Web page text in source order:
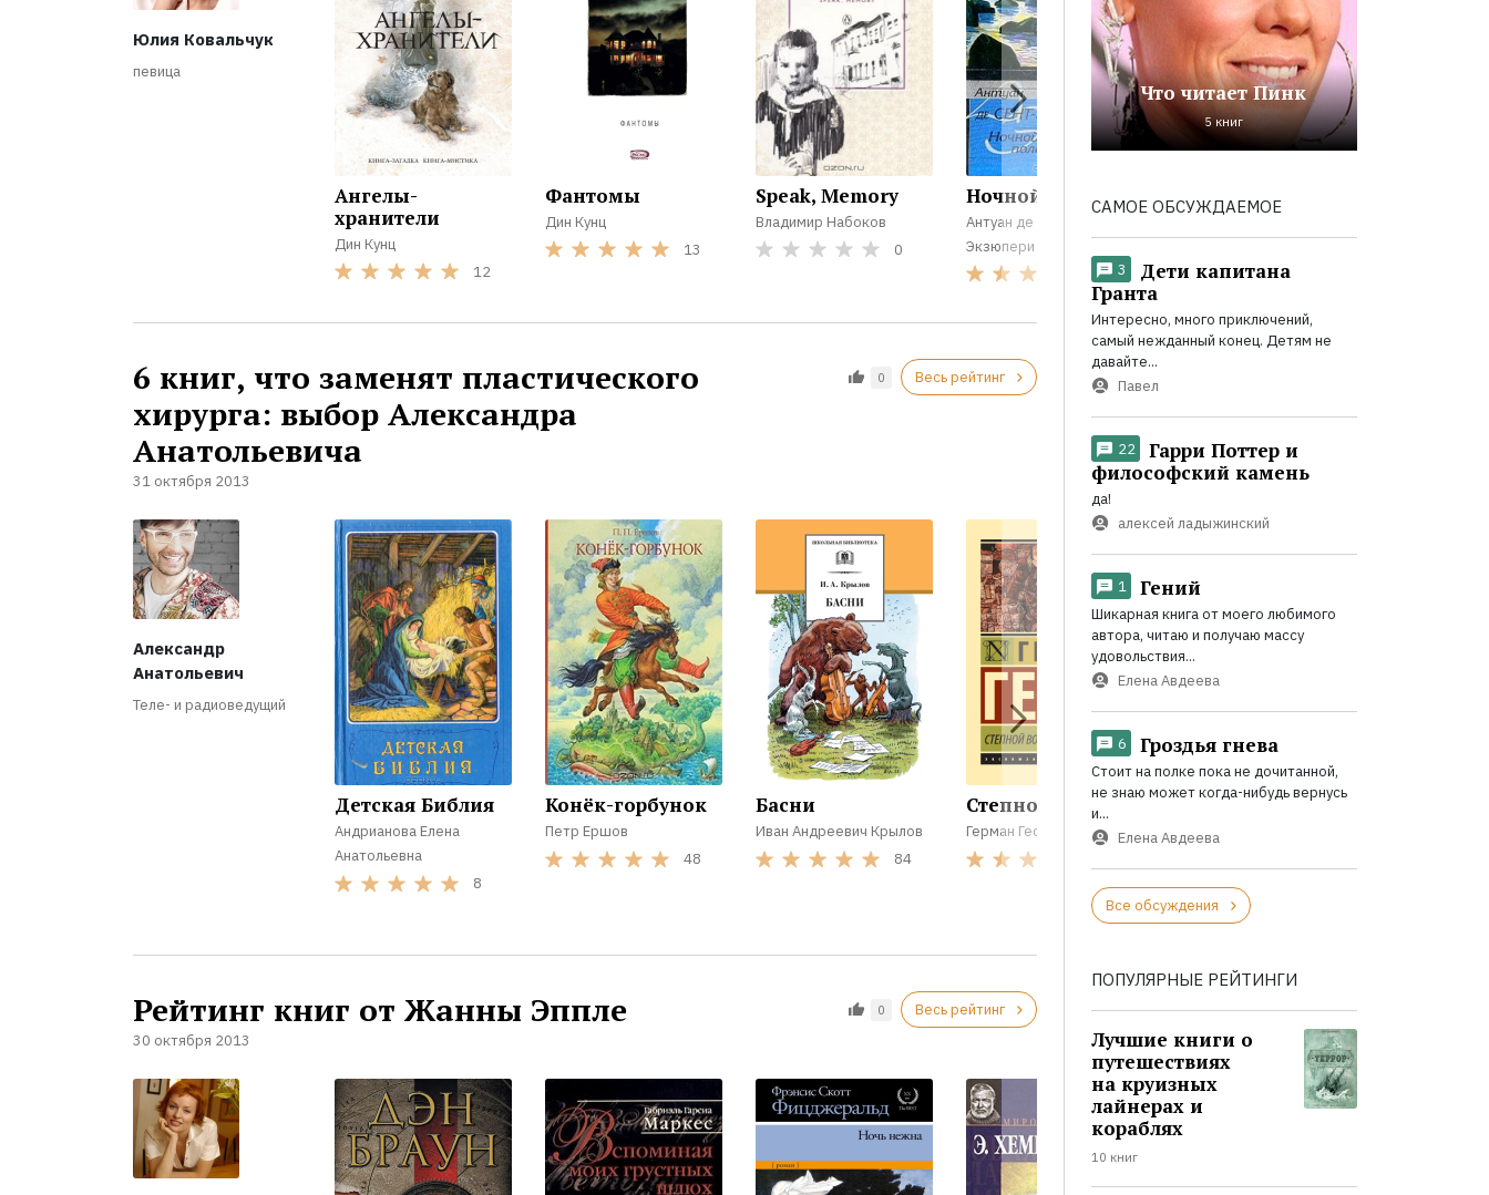
Юлия Ковальчук
певица
Ангелы-
хранители
Дин Кунц
12
Фантомы
Дин Кунц
13
Speak, Memory
Владимир Набоков
0
Ночной полет
Антуан де Сент-
Экзюпери
10
Планета людей
6 книг, что заменят пластического
хирурга: выбор Александра
Анатольевича
31 октября 2013
0 Весь рейтинг
Александр
Анатольевич
Теле- и радиоведущий
Детская Библия
Андрианова Елена
Анатольевна
8
Конёк-горбунок
Петр Ершов
48
Басни
Иван Андреевич Крылов
84
Степной волк
Герман Гессе
Зеленые
Рейтинг книг от Жанны Эппле
30 октября 2013
0 Весь рейтинг
Что читает Пинк
5 книг
САМОЕ ОБСУЖДАЕМОЕ
3
Дети капитана
Гранта
Интересно, много приключений,
самый нежданный конец. Детям не
давайте...
Павел
22
Гарри Поттер и
философский камень
да!
алексей ладыжинский
1 Гений
Шикарная книга от моего любимого
автора, читаю и получаю массу
удовольствия...
Елена Авдеева
6 Гроздья гнева
Стоит на полке пока не дочитанной,
не знаю может когда-нибудь вернусь
и...
Елена Авдеева
Все обсуждения
ПОПУЛЯРНЫЕ РЕЙТИНГИ
Лучшие книги о
путешествиях
на круизных
лайнерах и
кораблях
10 книг